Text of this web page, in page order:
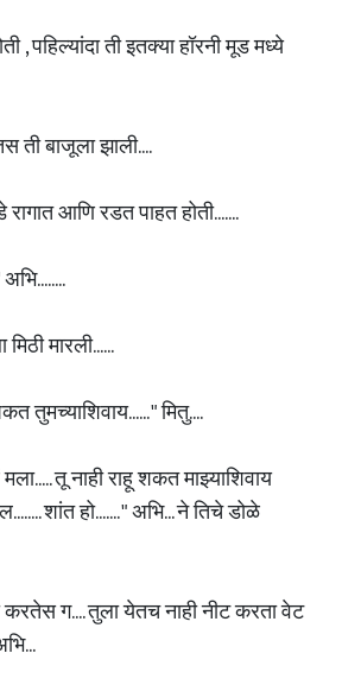
, पहिल्यांदा ती इतक्या हॉरनी मूड मध्ये
ती बाजूला झाली....
आणि रडत पाहत होती.......
मारली......
तुमच्याशिवाय...... " मितु....
तू नाही राहू शकत माझ्याशिवाय
शांत हो....... " अभि... ने तिचे डोळे
ग.... तुला येतच नाही नीट करता वेट